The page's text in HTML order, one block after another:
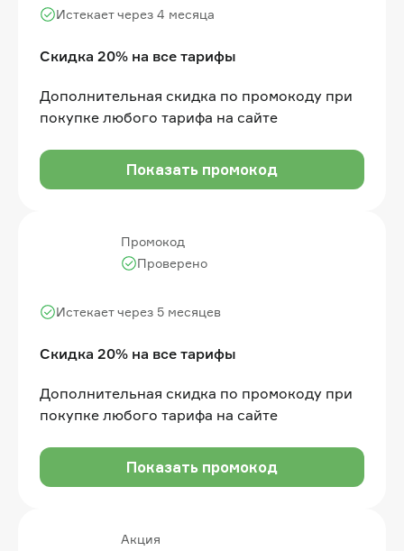
Скидка 20% на все тарифы
Истекает через 4 месяца
Дополнительная скидка по промокоду при
покупке любого тарифа на сайте
Показать промокод
Промокод
Скидка 20% на все тарифы
Истекает через 5 месяцев
Проверено
Дополнительная скидка по промокоду при
покупке любого тарифа на сайте
Показать промокод
Акция